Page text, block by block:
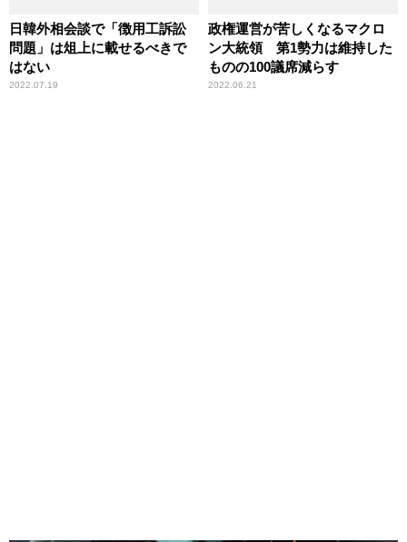
日韓外相会談で「徴用工訴訟
問題」は俎上に載せるべきで
はない
2022.07.19
政権運営が苦しくなるマクロ
ン大統領 第1勢力は維持した
ものの100議席減らす
2022.06.21